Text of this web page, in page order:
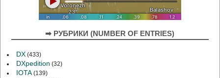
➡ РУБРИКИ (NUMBER OF ENTRIES)
DX (433)
DXpedition (32)
IOTA(139)